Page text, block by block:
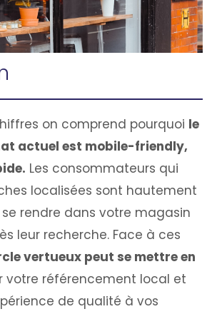
on comprend pourquoi le
actuel est mobile-friendly,
Les consommateurs qui
localisées sont hautement
rendre dans votre magasin
leur recherche. Face à ces
vertueux peut se mettre en
votre référencement local et
de qualité à vos